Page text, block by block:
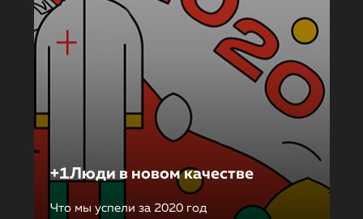
+1Люди в новом качестве
Что мы успели за 2020 год